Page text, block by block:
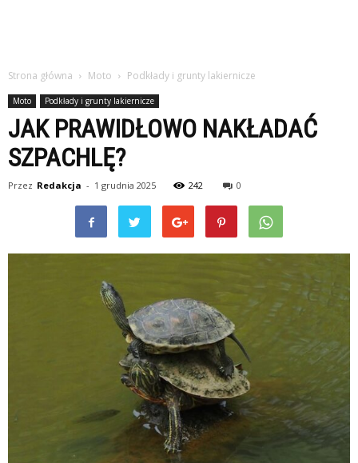
Strona główna Moto Podkłady i grunty lakiernicze
Moto Podkłady i grunty lakiernicze
JAK PRAWIDŁOWO NAKŁADAĆ
SZPACHLĘ?
Przez Redakcja - 1 grudnia 2025 242 0